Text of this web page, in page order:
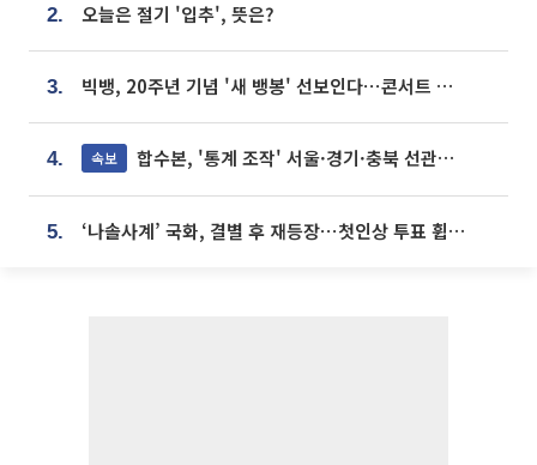
2. 오늘은 절기 '입추', 뜻은?
3. 빅뱅, 20주년 기념 '새 뱅봉' 선보인다⋯콘서트 앞두고 팝업 개최
4. 속보 합수본, '통계 조작' 서울·경기·충북 선관위 등 추가 압수수색
5. ‘나솔사계’ 국화, 결별 후 재등장⋯첫인상 투표 휩쓸고 ‘인기녀’ 등극